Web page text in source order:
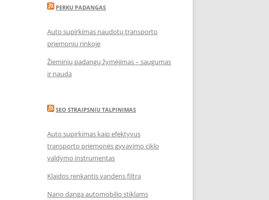
PERKU PADANGAS
Auto supirkimas naudotų transporto
priemonių rinkoje
Žieminių padangų žymėjimas – saugumas
ir nauda
SEO STRAIPSNIU TALPINIMAS
Auto supirkimas kaip efektyvus
transporto priemonės gyvavimo ciklo
valdymo instrumentas
Klaidos renkantis vandens filtrą
Nano danga automobilio stiklams